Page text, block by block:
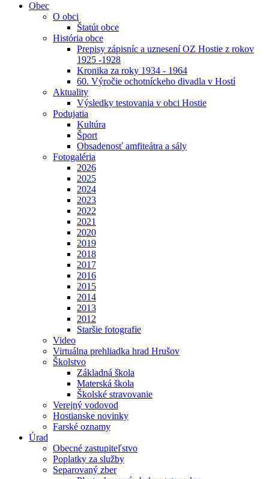
Obec
O obci
Štatút obce
História obce
Prepisy zápisníc a uznesení OZ Hostie z rokov
1925 -1928
Kronika za roky 1934 - 1964
60. Výročie ochotníckeho divadla v Hostí
Aktuality
Výsledky testovania v obci Hostie
Podujatia
Kultúra
Šport
Obsadenosť amfiteátra a sály
Fotogaléria
2026
2025
2024
2023
2022
2021
2020
2019
2018
2017
2016
2015
2014
2013
2012
Staršie fotografie
Video
Virtuálna prehliadka hrad Hrušov
Školstvo
Základná škola
Materská škola
Školské stravovanie
Verejný vodovod
Hostianske novinky
Farské oznamy
Úrad
Obecné zastupiteľstvo
Poplatky za služby
Separovaný zber